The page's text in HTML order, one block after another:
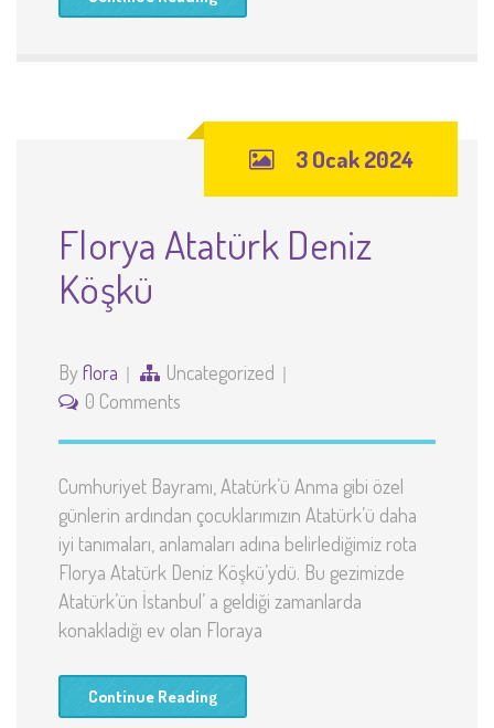
3 Ocak 2024
Florya Atatürk Deniz
Köşkü
By flora
Uncategorized
0 Comments
Cumhuriyet Bayramı, Atatürk’ü Anma gibi özel
günlerin ardından çocuklarımızın Atatürk’ü daha
iyi tanımaları, anlamaları adına belirlediğimiz rota
Florya Atatürk Deniz Köşkü’ydü. Bu gezimizde
Atatürk’ün İstanbul’ a geldiği zamanlarda
konakladığı ev olan Floraya
Continue Reading